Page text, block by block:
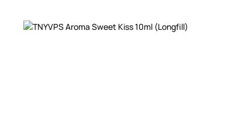
Bildergalerie überspringen